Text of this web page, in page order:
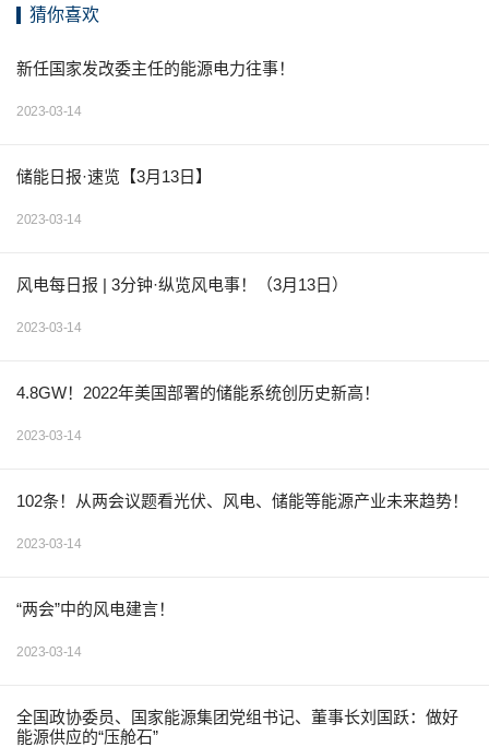
猜你喜欢
新任国家发改委主任的能源电力往事！
2023-03-14
储能日报·速览【3月13日】
2023-03-14
风电每日报 | 3分钟·纵览风电事！（3月13日）
2023-03-14
4.8GW！2022年美国部署的储能系统创历史新高！
2023-03-14
102条！从两会议题看光伏、风电、储能等能源产业未来趋势！
2023-03-14
“两会”中的风电建言！
2023-03-14
全国政协委员、国家能源集团党组书记、董事长刘国跃：做好
能源供应的“压舱石”